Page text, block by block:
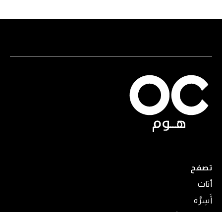
تصفح
أثاث
أَسِرَّة